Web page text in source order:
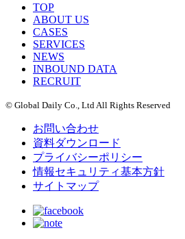
TOP
ABOUT US
CASES
SERVICES
NEWS
INBOUND DATA
RECRUIT
© Global Daily Co., Ltd All Rights Reserved
お問い合わせ
資料ダウンロード
プライバシーポリシー
情報セキュリティ基本方針
サイトマップ